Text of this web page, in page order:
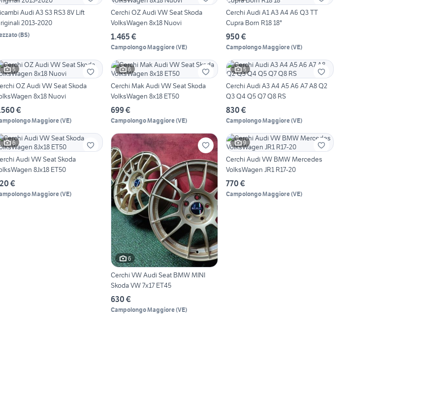
Audi A3 S3 RS3 8V Lift
2013-2020
(BS)
Cerchi OZ Audi VW Seat Skoda
VolksWagen 8x18 Nuovi
1.465 €
Campolongo Maggiore(VE)
Cerchi Audi A1 A3 A4 A6 Q3 TT
Cupra Born R18 18"
950 €
Campolongo Maggiore(VE)
5
OZ Audi VW Seat Skoda
8x18 Nuovi
€
Maggiore(VE)
6
Cerchi Mak Audi VW Seat Skoda
VolksWagen 8x18 ET50
699 €
Campolongo Maggiore(VE)
5
Cerchi Audi A3 A4 A5 A6 A7 A8 Q2
Q3 Q4 Q5 Q7 Q8 RS
830 €
Campolongo Maggiore(VE)
6
Audi VW Seat Skoda
8Jx18 ET50
€
Maggiore(VE)
6
Cerchi VW Audi Seat BMW MINI
Skoda VW 7x17 ET45
630 €
Campolongo Maggiore(VE)
9
Cerchi Audi VW BMW Mercedes
VolksWagen JR1 R17-20
770 €
Campolongo Maggiore(VE)